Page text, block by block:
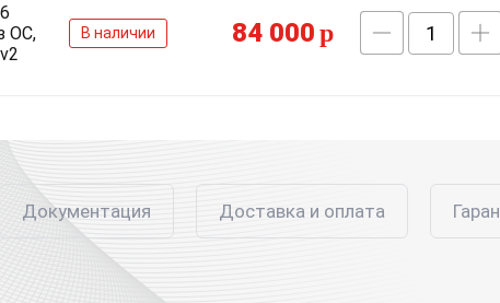
ОС,
В наличии 84 000p
Документация Доставка и оплата